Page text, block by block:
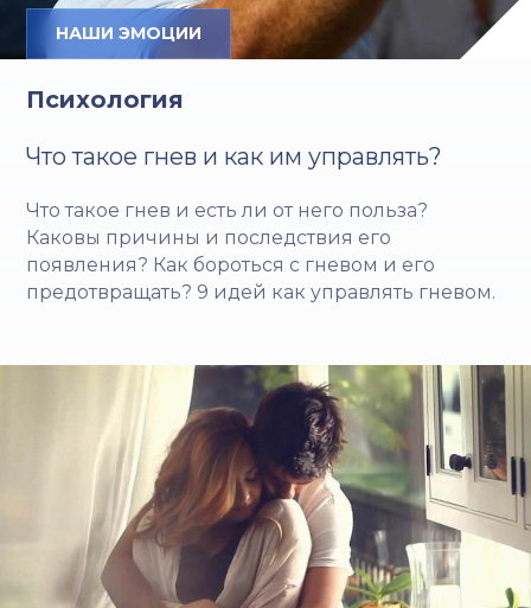
НАШИ ЭМОЦИИ
Психология
Что такое гнев и как им управлять?
Что такое гнев и есть ли от него польза?
Каковы причины и последствия его
появления? Как бороться с гневом и его
предотвращать? 9 идей как управлять гневом.